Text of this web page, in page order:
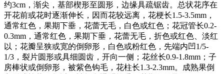
约3cm，渐尖，基部楔形至圆形，边缘具疏锯齿。总状花序在
开花前或花时逐渐伸长，因而花较远离，花梗长1.5-3.5mm，
通常红色，果期下垂，花蕾无毛，白色或红色；花冠管长0.2-
0.3mm，通常红色，果期下垂，花蕾无毛，折色或红色、淡红
以；花瓣呈狭或宽的倒卵形，白色或粉红色，先端内凹1/5-
1/3，裂片圆形或具细圆齿，开向一侧；花丝长0.9-1.8mm；子
房棒状或倒卵形，被紫色钩毛，花柱长1.3-2.3mm。成熟果倒